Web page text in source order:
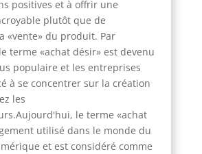
positives et à offrir une
plutôt que de
«vente» du produit. Par
terme «achat désir» est devenu
populaire et les entreprises
à se concentrer sur la création
les
le terme «achat
utilisé dans le monde du
et est considéré comme